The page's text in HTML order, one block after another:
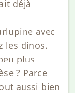
déjà
avec
les dinos.
plus
? Parce
aussi bien